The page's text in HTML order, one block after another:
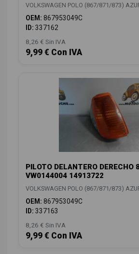
VOLKSWAGEN POLO (867/871/873)
OEM: 867953049C
ID: 337162
8,26 € Sin IVA
9,99 € Con IVA
PILOTO DELANTERO DERECHO
VW0144004 14913722
VOLKSWAGEN POLO (867/871/873)
OEM: 867953049C
ID: 337163
8,26 € Sin IVA
9,99 € Con IVA